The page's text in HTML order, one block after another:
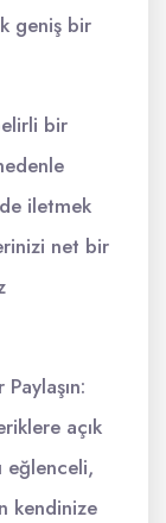
geniş bir
bir
iletmek
net bir
açık
eğlenceli,
kendinize